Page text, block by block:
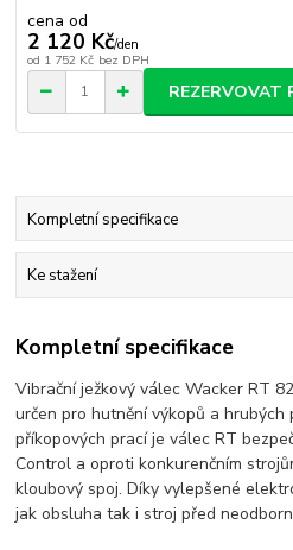
cena od
2 120 Kč/den
od 1 752 Kč bez DPH
REZERVOVAT
Kompletní specifikace
Ke stažení
Kompletní specifikace
Vibrační ježkový válec Wacker RT
určen pro hutnění výkopů a hrubých
příkopových prací je válec RT
Control a oproti konkurenčním
kloubový spoj. Díky vylepšené
jak obsluha tak i stroj před